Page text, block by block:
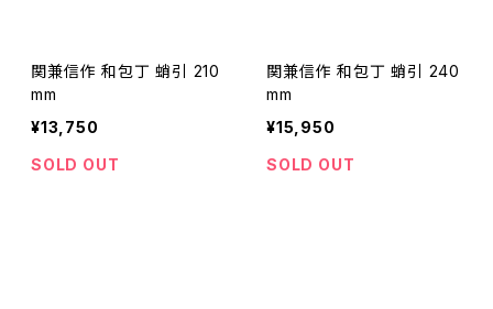
関兼信作 和包丁 蛸引 210
mm
¥13,750
SOLD OUT
関兼信作 和包丁 蛸引 240
mm
¥15,950
SOLD OUT